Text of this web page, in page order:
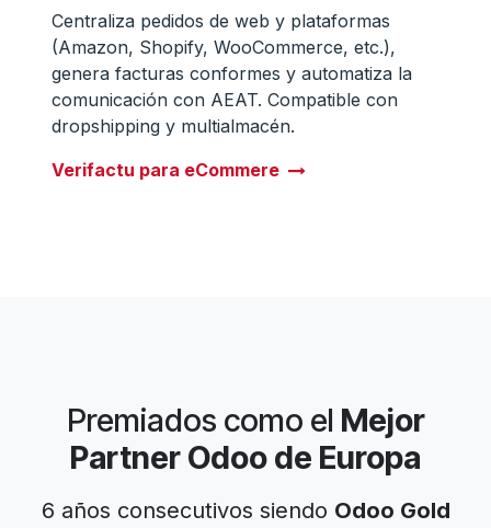
Centraliza pedidos de web y plataformas
(Amazon, Shopify, WooCommerce, etc.),
genera facturas conformes y automatiza la
comunicación con AEAT. Compatible con
dropshipping y multialmacén.
Verifactu para eCommere
Premiados como el Mejor
Partner Odoo de Europa
6 años consecutivos siendo Odoo Gold